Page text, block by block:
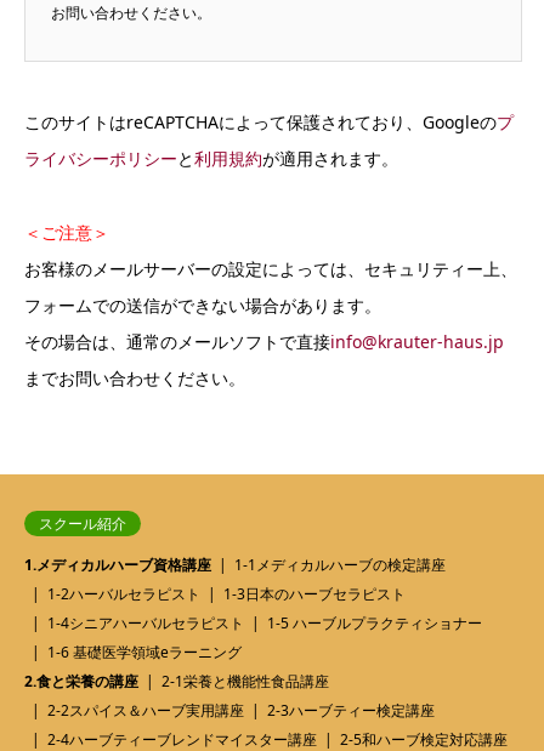
お問い合わせください。
このサイトはreCAPTCHAによって保護されており、Googleのプ
ライバシーポリシーと利用規約が適用されます。
＜ご注意＞
お客様のメールサーバーの設定によっては、セキュリティー上、
フォームでの送信ができない場合があります。
その場合は、通常のメールソフトで直接info@krauter-haus.jp
までお問い合わせください。
スクール紹介
1.メディカルハーブ資格講座
1-1メディカルハーブの検定講座
1-2ハーバルセラピスト
1-3日本のハーブセラピスト
1-4シニアハーバルセラピスト
1-5 ハーブルプラクティショナー
1-6 基礎医学領域eラーニング
2.食と栄養の講座
2-1栄養と機能性食品講座
2-2スパイス＆ハーブ実用講座
2-3ハーブティー検定講座
2-4ハーブティーブレンドマイスター講座
2-5和ハーブ検定対応講座